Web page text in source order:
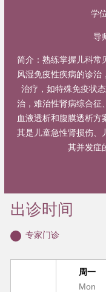
学
导
简介： 熟练掌握儿科常
风湿免疫性疾病的诊治
治疗，如特殊免疫状
治，难治性肾病综合征
血液透析和腹膜透析方
其是儿童急性肾损伤、
其并发症
出诊时间
专家门诊
周一
Mon